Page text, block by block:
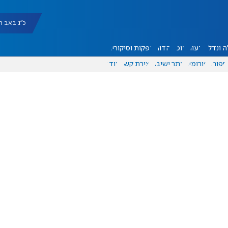
כ"ג באב תשפ"ו
ונדל"ן דעות אוכל יהדות הפקות וסיקורים
ספורט פורומים אתר ישיבה יצירת קשר עוד